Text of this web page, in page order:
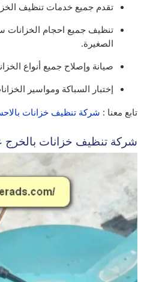
تقدم جميع خدمات تنظيف
تنظيف جميع احجام الخزانات
الصغيرة.
صيانة وإصلاح جميع أنواع
إختبار السباكة ومواسير
تابع معنا : شركة تنظيف خزانات
شركة تنظيف خزانات بالخرج